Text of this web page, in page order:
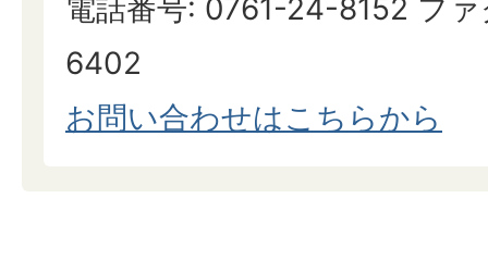
電話番号: 0761-24-8152 フ
6402
お問い合わせはこちらから